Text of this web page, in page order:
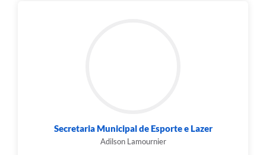
Secretaria Municipal de Esporte e Lazer
Adilson Lamournier